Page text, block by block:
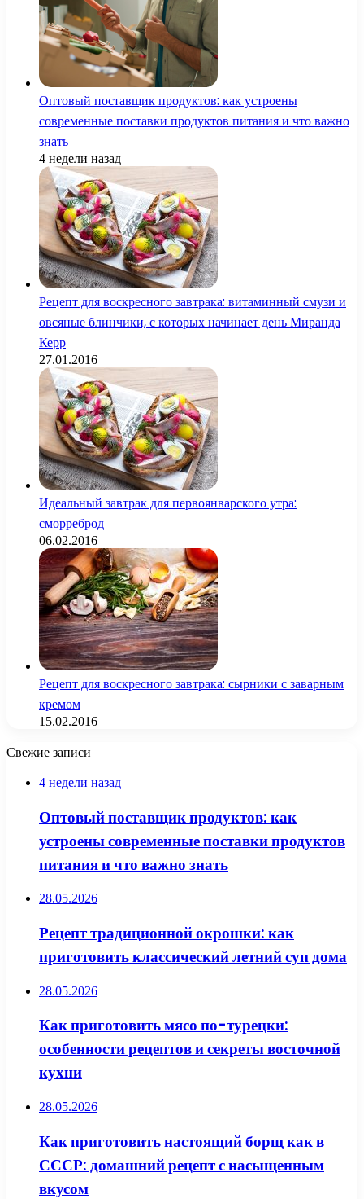
Оптовый поставщик продуктов: как устроены
современные поставки продуктов питания и что важно
знать
4 недели назад
Рецепт для воскресного завтрака: витаминный смузи и
овсяные блинчики, с которых начинает день Миранда
Керр
27.01.2016
Идеальный завтрак для первоянварского утра:
сморреброд
06.02.2016
Рецепт для воскресного завтрака: сырники с заварным
кремом
15.02.2016
Свежие записи
4 недели назад
Оптовый поставщик продуктов: как
устроены современные поставки продуктов
питания и что важно знать
28.05.2026
Рецепт традиционной окрошки: как
приготовить классический летний суп дома
28.05.2026
Как приготовить мясо по-турецки:
особенности рецептов и секреты восточной
кухни
28.05.2026
Как приготовить настоящий борщ как в
СССР: домашний рецепт с насыщенным
вкусом